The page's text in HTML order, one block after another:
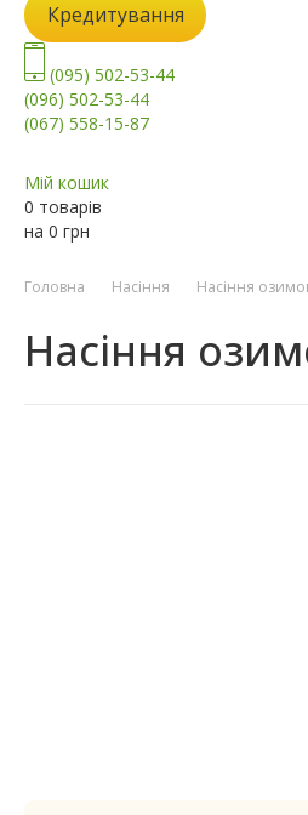
Кредитування
(095) 502-53-44
(096) 502-53-44
(067) 558-15-87
Мій кошик
0 товарів
на 0 грн
Головна Насіння Насіння
Насіння